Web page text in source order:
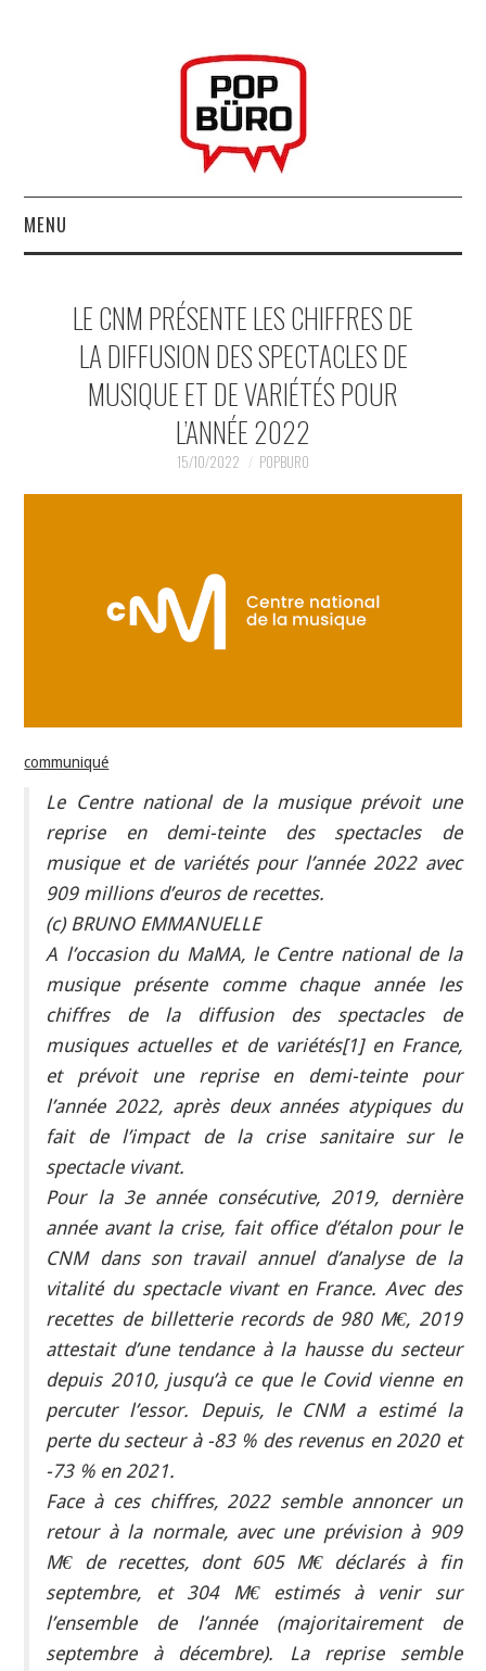
MENU
MUSIQUESACTUELLES.NET
GABBA GABBA HEY !
INDÉPENDANTS
LE CNM PRÉSENTE LES CHIFFRES DE
LA DIFFUSION DES SPECTACLES DE
MUSIQUE ET DE VARIÉTÉS POUR
L’ANNÉE 2022
15/10/2022 POPBURO
communiqué
Le Centre national de la musique prévoit une
reprise en demi-teinte des spectacles de
musique et de variétés pour l’année 2022 avec
909 millions d’euros de recettes.
(c) BRUNO EMMANUELLE
A l’occasion du MaMA, le Centre national de la
musique présente comme chaque année les
chiffres de la diffusion des spectacles de
musiques actuelles et de variétés[1] en France,
et prévoit une reprise en demi-teinte pour
l’année 2022, après deux années atypiques du
fait de l’impact de la crise sanitaire sur le
spectacle vivant.
Pour la 3e année consécutive, 2019, dernière
année avant la crise, fait office d’étalon pour le
CNM dans son travail annuel d’analyse de la
vitalité du spectacle vivant en France. Avec des
recettes de billetterie records de 980 M€, 2019
attestait d’une tendance à la hausse du secteur
depuis 2010, jusqu’à ce que le Covid vienne en
percuter l’essor. Depuis, le CNM a estimé la
perte du secteur à -83 % des revenus en 2020 et
-73 % en 2021.
Face à ces chiffres, 2022 semble annoncer un
retour à la normale, avec une prévision à 909
M€ de recettes, dont 605 M€ déclarés à fin
septembre, et 304 M€ estimés à venir sur
l’ensemble de l’année (majoritairement de
septembre à décembre). La reprise semble